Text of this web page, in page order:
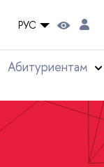
РУС
Абитуриентам